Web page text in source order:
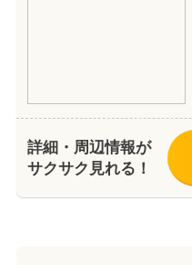
詳細・周辺情報が
サクサク見れる！